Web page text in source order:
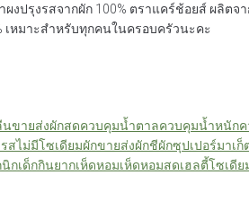
งปรุงรสจากผัก 100% ตราแคร์ช้อยส์ ผลิต
หมาะสำหรับทุกคนในครอบครัวนะคะ
นขายส่งผักสดควบคุมน้ำตาลควบคุมน้ำหนัก
สไม่มีโซเดียมผักขายส่งผักชีผักซุปเปอร์มาเก็
นิกเด็กกินยากเห็ดหอมเห็ดหอมสดเฮลตี้โซเดีย